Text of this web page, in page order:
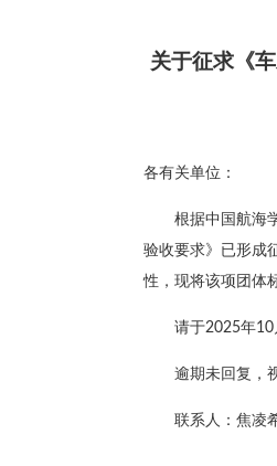
关于征求《
各有关单位：
根据中国航海
验收要求》已形成
性，现将该项团体
请于2025年
逾期未回复，
联系人：焦凌